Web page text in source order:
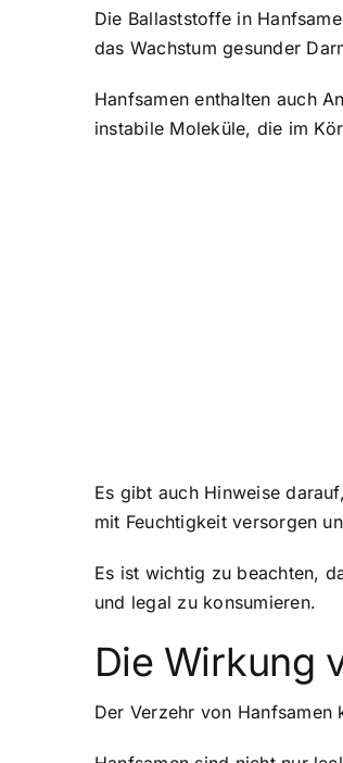
Die Ballaststoffe in
das Wachstum gesunder
Hanfsamen enthalten auch
instabile Moleküle, die im
Es gibt auch Hinweise
mit Feuchtigkeit versorgen
Es ist wichtig zu beachten,
und legal zu konsumieren.
Die Wirkung
Der Verzehr von